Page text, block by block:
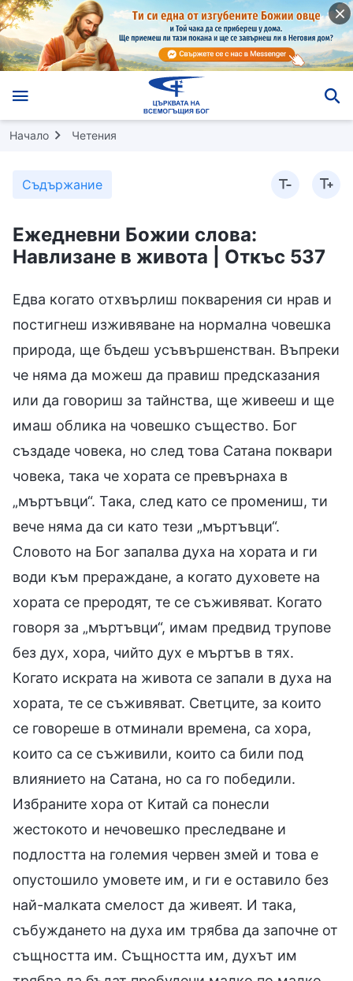
Начало Четения
Съдържание
Ежедневни Божии слова:
Навлизане в живота | Откъс 537
Едва когато отхвърлиш покварения си нрав и
постигнеш изживяване на нормална човешка
природа, ще бъдеш усъвършенстван. Въпреки
че няма да можеш да правиш предсказания
или да говориш за тайнства, ще живееш и ще
имаш облика на човешко същество. Бог
създаде човека, но след това Сатана поквари
човека, така че хората се превърнаха в
„мъртъвци“. Така, след като се промениш, ти
вече няма да си като тези „мъртъвци“.
Словото на Бог запалва духа на хората и ги
води към прераждане, а когато духовете на
хората се преродят, те се съживяват. Когато
говоря за „мъртъвци“, имам предвид трупове
без дух, хора, чийто дух е мъртъв в тях.
Когато искрата на живота се запали в духа на
хората, те се съживяват. Светците, за които
се говореше в отминали времена, са хора,
които са се съживили, които са били под
влиянието на Сатана, но са го победили.
Избраните хора от Китай са понесли
жестокото и нечовешко преследване и
подлостта на големия червен змей и това е
опустошило умовете им, и ги е оставило без
най-малката смелост да живеят. И така,
събуждането на духа им трябва да започне от
същността им. Същността им, духът им